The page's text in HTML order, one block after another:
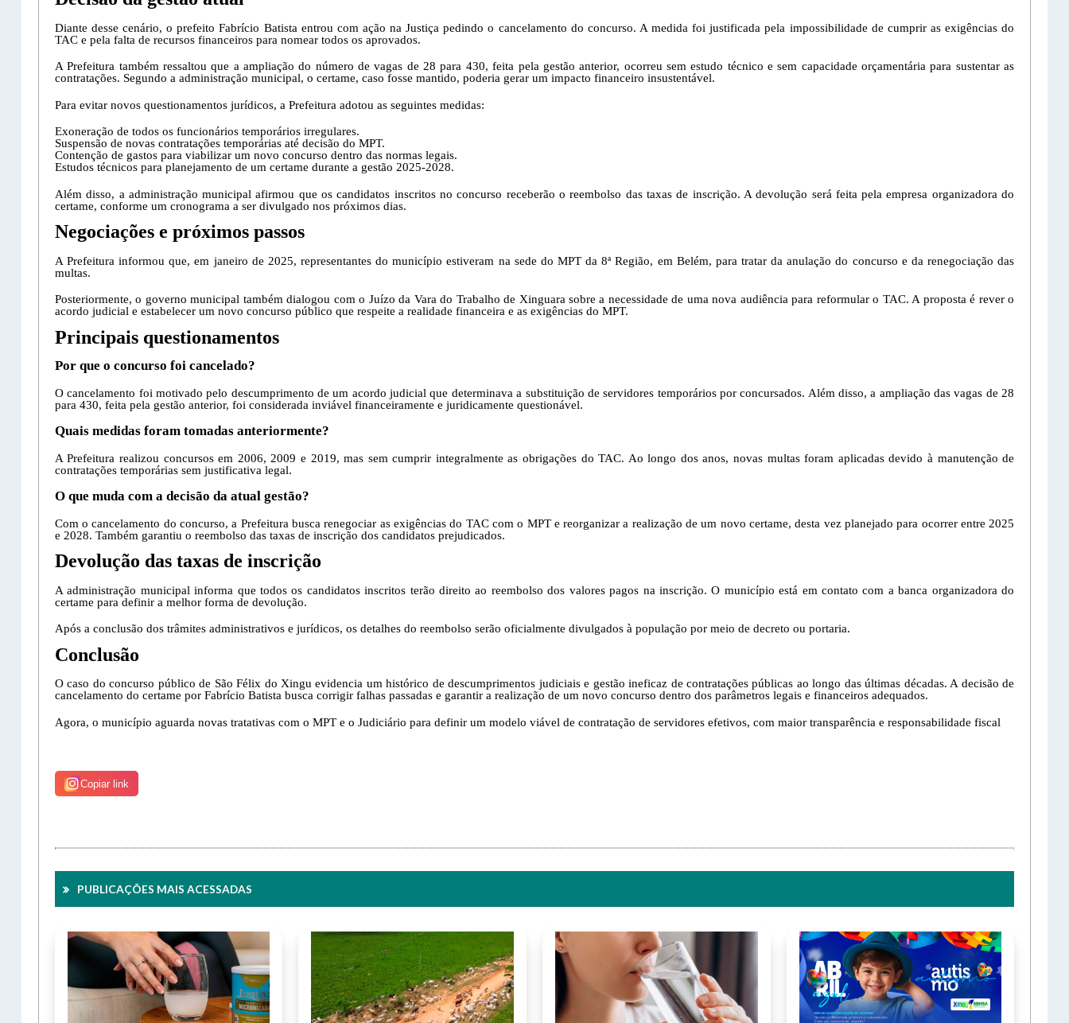
Diante desse cenário, o prefeito Fabrício Batista entrou com ação na Justiça pedindo o cancelamento do concurso. A medida foi justificada pela impossibilidade de cumprir as exigências do
TAC e pela falta de recursos financeiros para nomear todos os aprovados.
A Prefeitura também ressaltou que a ampliação do número de vagas de 28 para 430, feita pela gestão anterior, ocorreu sem estudo técnico e sem capacidade orçamentária para sustentar as
contratações. Segundo a administração municipal, o certame, caso fosse mantido, poderia gerar um impacto financeiro insustentável.
Para evitar novos questionamentos jurídicos, a Prefeitura adotou as seguintes medidas:
Exoneração de todos os funcionários temporários irregulares.
Suspensão de novas contratações temporárias até decisão do MPT.
Contenção de gastos para viabilizar um novo concurso dentro das normas legais.
Estudos técnicos para planejamento de um certame durante a gestão 2025-2028.
Além disso, a administração municipal afirmou que os candidatos inscritos no concurso receberão o reembolso das taxas de inscrição. A devolução será feita pela empresa organizadora do
certame, conforme um cronograma a ser divulgado nos próximos dias.
Negociações e próximos passos
A Prefeitura informou que, em janeiro de 2025, representantes do município estiveram na sede do MPT da 8ª Região, em Belém, para tratar da anulação do concurso e da renegociação das
multas.
Posteriormente, o governo municipal também dialogou com o Juízo da Vara do Trabalho de Xinguara sobre a necessidade de uma nova audiência para reformular o TAC. A proposta é rever o
acordo judicial e estabelecer um novo concurso público que respeite a realidade financeira e as exigências do MPT.
Principais questionamentos
Por que o concurso foi cancelado?
O cancelamento foi motivado pelo descumprimento de um acordo judicial que determinava a substituição de servidores temporários por concursados. Além disso, a ampliação das vagas de 28
para 430, feita pela gestão anterior, foi considerada inviável financeiramente e juridicamente questionável.
Quais medidas foram tomadas anteriormente?
A Prefeitura realizou concursos em 2006, 2009 e 2019, mas sem cumprir integralmente as obrigações do TAC. Ao longo dos anos, novas multas foram aplicadas devido à manutenção de
contratações temporárias sem justificativa legal.
O que muda com a decisão da atual gestão?
Com o cancelamento do concurso, a Prefeitura busca renegociar as exigências do TAC com o MPT e reorganizar a realização de um novo certame, desta vez planejado para ocorrer entre 2025
e 2028. Também garantiu o reembolso das taxas de inscrição dos candidatos prejudicados.
Devolução das taxas de inscrição
A administração municipal informa que todos os candidatos inscritos terão direito ao reembolso dos valores pagos na inscrição. O município está em contato com a banca organizadora do
certame para definir a melhor forma de devolução.
Após a conclusão dos trâmites administrativos e jurídicos, os detalhes do reembolso serão oficialmente divulgados à população por meio de decreto ou portaria.
Conclusão
O caso do concurso público de São Félix do Xingu evidencia um histórico de descumprimentos judiciais e gestão ineficaz de contratações públicas ao longo das últimas décadas. A decisão de
cancelamento do certame por Fabrício Batista busca corrigir falhas passadas e garantir a realização de um novo concurso dentro dos parâmetros legais e financeiros adequados.
Agora, o município aguarda novas tratativas com o MPT e o Judiciário para definir um modelo viável de contratação de servidores efetivos, com maior transparência e responsabilidade fiscal
Copiar link
PUBLICAÇÕES MAIS ACESSADAS
Tamanho da fonte:
Letra A > Fonte tamanho normal.
Letra A- > Diminui o tamanho da fonte.
Layout
Para alterar a cor do layout de escuro para claro e vice versa clique no ícone
UsuárioUsuário
CEP: 68.380-00.
Contatos
Telefone (94) 9 8131-8618
Atendente/Ouvidor:
Lívia Leandra Ribeiro gomes
De segunda-feira a sexta-feira.
Enviar